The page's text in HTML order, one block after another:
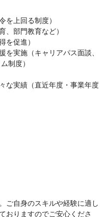
を上回る制度）
、部門教育など）
を促進）
を実施（キャリアパス面談、
制度）
な実績（直近年度・事業年度
ご自身のスキルや経験に適し
おりますのでご安心くださ